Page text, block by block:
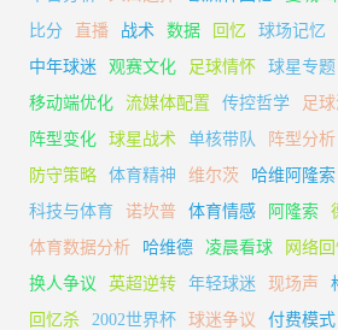
比分
直播 战术 数据 回忆 球场记忆
中年球迷
观赛文化 足球情怀 球星专题
移动端优化
流媒体配置 传控哲学 足
阵型变化
球星战术 单核带队 阵型分析
防守策略
体育精神 维尔茨 哈维阿隆索
科技与体育
诺坎普 体育情感 阿隆索
体育数据分析
哈维德 凌晨看球 网络
换人争议
英超逆转 年轻球迷 现场声
回忆杀
2002世界杯 球迷争议 付费模式